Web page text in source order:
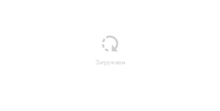
Загружаем